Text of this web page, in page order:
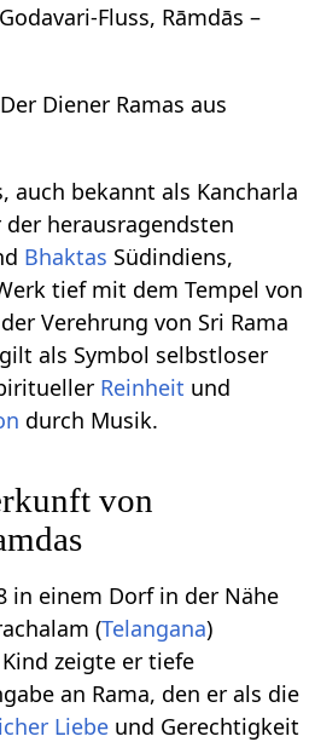
Fluss, Rāmdās –
Diener Ramas aus
auch bekannt als Kancharla
herausragendsten
Bhaktas Südindiens,
tief mit dem Tempel von
Verehrung von Sri Rama
als Symbol selbstloser
Reinheit und
durch Musik.
von
in einem Dorf in der Nähe
(Telangana)
zeigte er tiefe
an Rama, den er als die
Liebe und Gerechtigkeit